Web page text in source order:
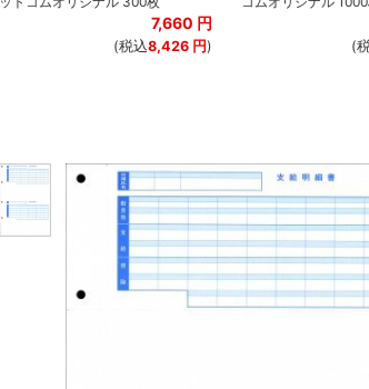
7,660 円
(税込8,426円) (